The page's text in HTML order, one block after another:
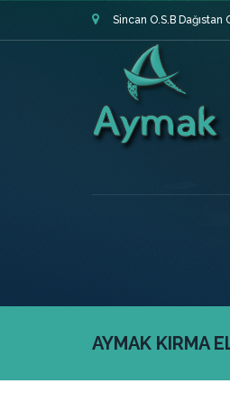
Sincan O.S.B
AYMAK KIRMA